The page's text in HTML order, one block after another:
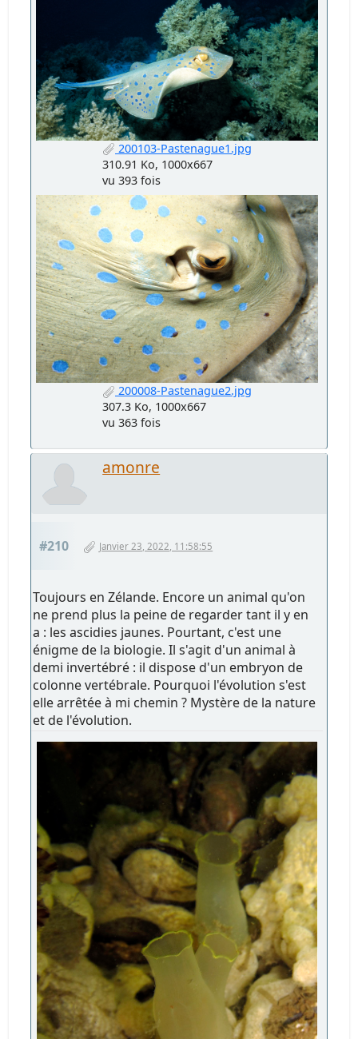
200103-Pastenague1.jpg
310.91 Ko, 1000x667
vu 393 fois
200008-Pastenague2.jpg
307.3 Ko, 1000x667
vu 363 fois
amonre
#210 Janvier 23, 2022, 11:58:55
Toujours en Zélande. Encore un animal qu'on
ne prend plus la peine de regarder tant il y en
a : les ascidies jaunes. Pourtant, c'est une
énigme de la biologie. Il s'agit d'un animal à
demi invertébré : il dispose d'un embryon de
colonne vertébrale. Pourquoi l'évolution s'est
elle arrêtée à mi chemin ? Mystère de la nature
et de l'évolution.